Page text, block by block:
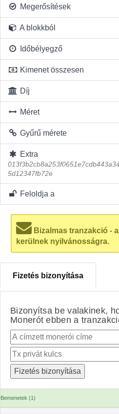
Megerősítések
A blokkból
Időbélyegző
Kimenet összesen
Díj
Méret
Gyűrű mérete
Extra
5d12347fb72e
Feloldja a
Bizalmas tranzakció -
kerülnek nyilvánosságra.
Fizetés bizonyítása
Bizonyítsa be valakinek,
Monerót ebben a
Bemenetek (1)